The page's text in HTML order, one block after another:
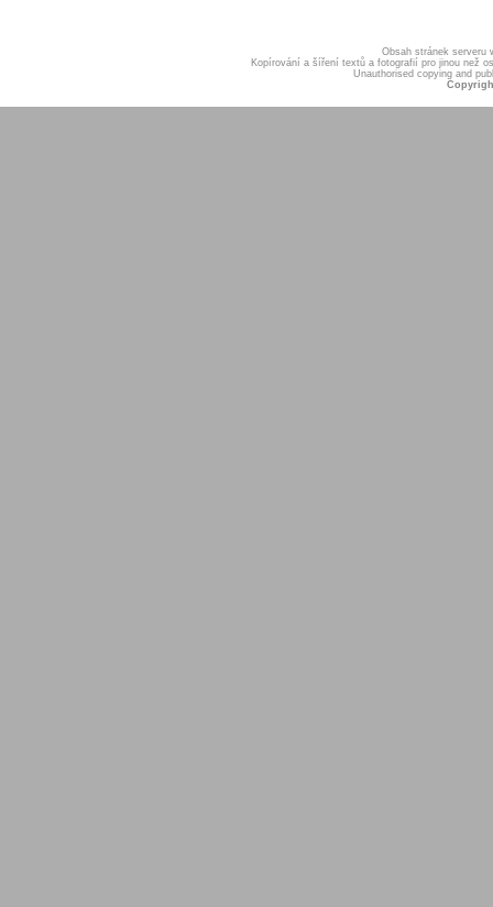
Obsah stránek serveru
Kopírování a šíření textů a fotografií pro jinou než
Unauthorised copying and